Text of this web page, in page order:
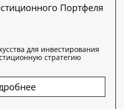
Портфеля
для инвестирования
стратегию